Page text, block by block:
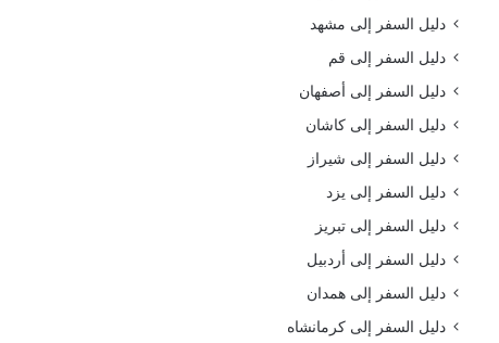
دليل السفر إلى مشهد
دليل السفر إلى قم
دليل السفر إلى أصفهان
دليل السفر إلى كاشان
دليل السفر إلى شيراز
دليل السفر إلى يزد
دليل السفر إلى تبريز
دليل السفر إلى أردبيل
دليل السفر إلى همدان
دليل السفر إلى كرمانشاه